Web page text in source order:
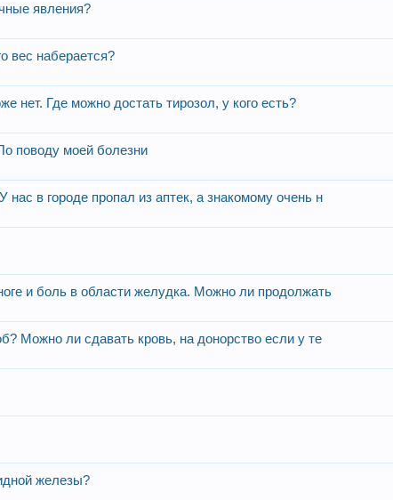
явления?
вес наберается?
нет. Где можно достать тирозол, у кого есть?
поводу моей болезни
в городе пропал из аптек, а знакомому очень н
и боль в области желудка. Можно ли продолжать
Можно ли сдавать кровь, на донорство если у те
железы?